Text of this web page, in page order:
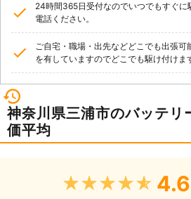
が対応させ
24時間365日受付なのでいつでもすぐに
電話ください。
ご自宅・職場・出先などどこでも出張
を有していますのでどこでも駆け付けま
神奈川県三浦市のバッテリ
価平均
★★★★★ 4.6